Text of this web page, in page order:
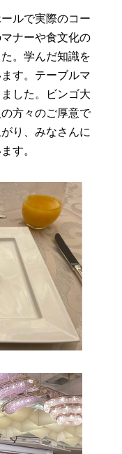
ルで実際のコー
ナーや食文化の
。学んだ知識を
す。テーブルマ
した。ビンゴ大
方々のご厚意で
り、みなさんに
す。